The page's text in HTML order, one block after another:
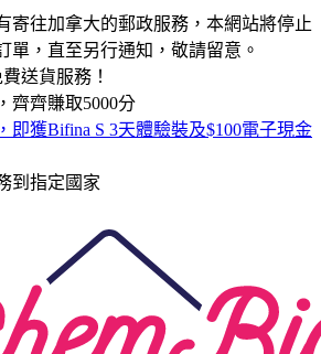
寄往加拿大的郵政服務，本網站將停止
單，直至另行通知，敬請留意。
送貨服務！
齊齊賺取5000分
即獲Bifina S 3天體驗裝及$100電子現金
到指定國家